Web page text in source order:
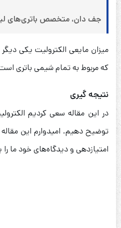
جف دان، متخصص باتری‌های
میزان مایعی الکترولیت یکی
که مربوط به تمام شیمی باتری
نتیجه گیری
در این مقاله سعی کردیم
توضیح دهیم. امیدوارم این
امتیازدهی و دیدگاه‌های خود ما را